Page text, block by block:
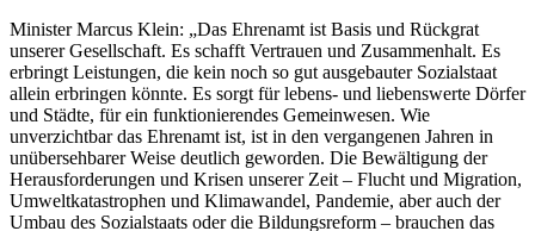
Minister Marcus Klein: „Das Ehrenamt ist Basis und Rückgrat
unserer Gesellschaft. Es schafft Vertrauen und Zusammenhalt. Es
erbringt Leistungen, die kein noch so gut ausgebauter Sozialstaat
allein erbringen könnte. Es sorgt für lebens- und liebenswerte Dörfer
und Städte, für ein funktionierendes Gemeinwesen. Wie
unverzichtbar das Ehrenamt ist, ist in den vergangenen Jahren in
unübersehbarer Weise deutlich geworden. Die Bewältigung der
Herausforderungen und Krisen unserer Zeit – Flucht und Migration,
Umweltkatastrophen und Klimawandel, Pandemie, aber auch der
Umbau des Sozialstaats oder die Bildungsreform – brauchen das